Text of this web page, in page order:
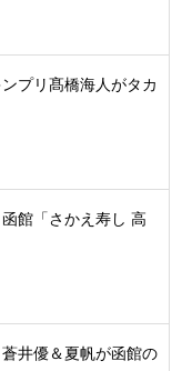
ンプリ髙橋海人がタカ
函館「さかえ寿し 高
蒼井優＆夏帆が函館の